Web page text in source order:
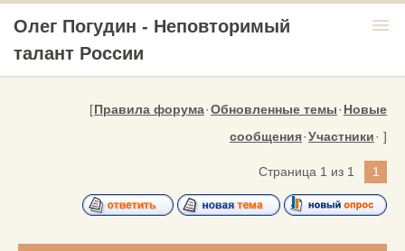
Олег Погудин - Неповторимый
талант России
menu
[Правила форума·Обновленные темы·Новые
сообщения·Участники· ]
Страница 1 из 1 1